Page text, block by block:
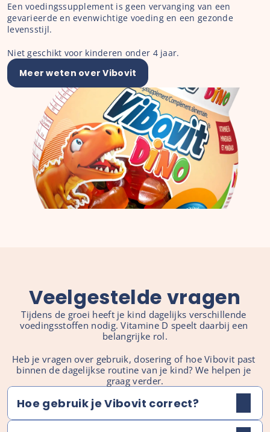
Een voedingssupplement is geen vervanging van een
gevarieerde en evenwichtige voeding en een gezonde
levensstijl.
Niet geschikt voor kinderen onder 4 jaar.
Meer weten over Vibovit
Veelgestelde vragen
Tijdens de groei heeft je kind dagelijks verschillende
voedingsstoffen nodig. Vitamine D speelt daarbij een
belangrijke rol.
Heb je vragen over gebruik, dosering of hoe Vibovit past
binnen de dagelijkse routine van je kind? We helpen je
graag verder.
Hoe gebruik je Vibovit correct?